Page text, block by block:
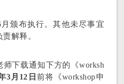
颁布执行。其他未尽事宜
解释。
师下载通知下方的《worksh
3 月12日 前将《workshop申